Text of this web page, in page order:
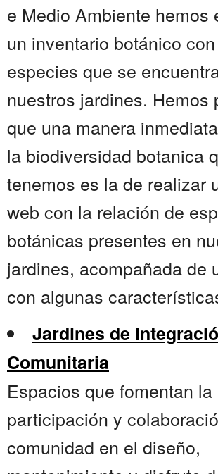
e Medio Ambiente hemos
un inventario botánico
especies que se
nuestros jardines. Hemos
que una manera
la biodiversidad botanica
tenemos es la de realizar
web con la relación de
botánicas presentes en
jardines, acompañada de
con algunas
Jardines de
Comunitaria
Espacios que fomentan la
participación y
comunidad en el diseño,